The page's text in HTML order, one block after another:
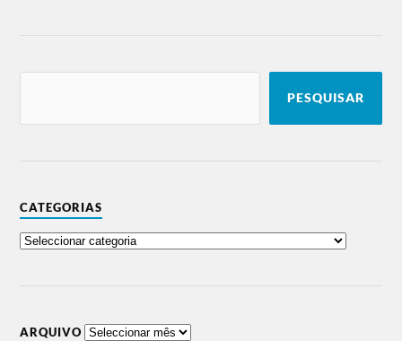
PESQUISAR
CATEGORIAS
ARQUIVO